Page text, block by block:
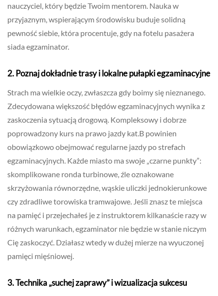
nauczyciel, który będzie Twoim mentorem. Nauka w
przyjaznym, wspierającym środowisku buduje solidną
pewność siebie, która procentuje, gdy na fotelu pasażera
siada egzaminator.
2. Poznaj dokładnie trasy i lokalne pułapki egzaminacyjne
Strach ma wielkie oczy, zwłaszcza gdy boimy się nieznanego.
Zdecydowana większość błędów egzaminacyjnych wynika z
zaskoczenia sytuacją drogową. Kompleksowy i dobrze
poprowadzony kurs na prawo jazdy kat.B powinien
obowiązkowo obejmować regularne jazdy po strefach
egzaminacyjnych. Każde miasto ma swoje „czarne punkty”:
skomplikowane ronda turbinowe, źle oznakowane
skrzyżowania równorzędne, wąskie uliczki jednokierunkowe
czy zdradliwe torowiska tramwajowe. Jeśli znasz te miejsca
na pamięć i przejechałeś je z instruktorem kilkanaście razy w
różnych warunkach, egzaminator nie będzie w stanie niczym
Cię zaskoczyć. Działasz wtedy w dużej mierze na wyuczonej
pamięci mięśniowej.
3. Technika „suchej zaprawy” i wizualizacja sukcesu